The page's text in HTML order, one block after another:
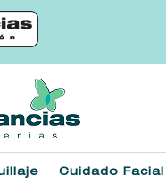
Cuidado Facial